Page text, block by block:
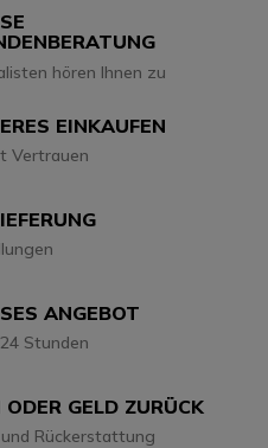
hören Ihnen zu
EINKAUFEN
Vertrauen
ANGEBOT
Stunden
ODER GELD ZURÜCK
Rückerstattung